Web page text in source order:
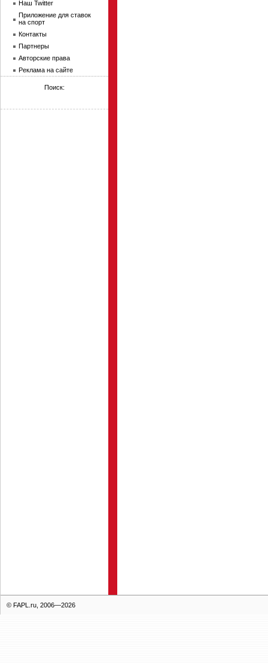
Наш Twitter
Приложение для ставок
на спорт
Контакты
Партнеры
Авторские права
Реклама на сайте
Поиск:
© FAPL.ru, 2006—2026